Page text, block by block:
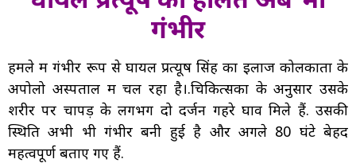
गंभीर
हमले में गंभीर रूप से घायल प्रत्यूष सिंह का इलाज कोलकाता के
अपोलो अस्पताल में चल रहा है।.चिकित्सकों के अनुसार उसके
शरीर पर चापड़ के लगभग दो दर्जन गहरे घाव मिले हैं. उसकी
स्थिति अभी भी गंभीर बनी हुई है और अगले 80 घंटे बेहद
महत्वपूर्ण बताए गए हैं.